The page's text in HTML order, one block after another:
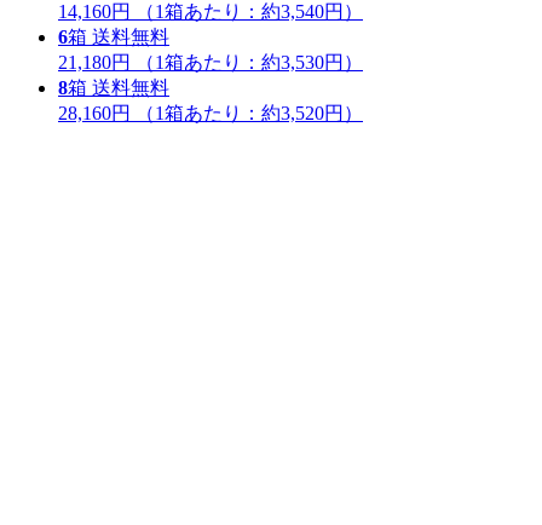
14,160円
（1箱あたり： 約3,540円 ）
6箱 送料無料
21,180円
（1箱あたり： 約3,530円 ）
8箱 送料無料
28,160円
（1箱あたり： 約3,520円 ）